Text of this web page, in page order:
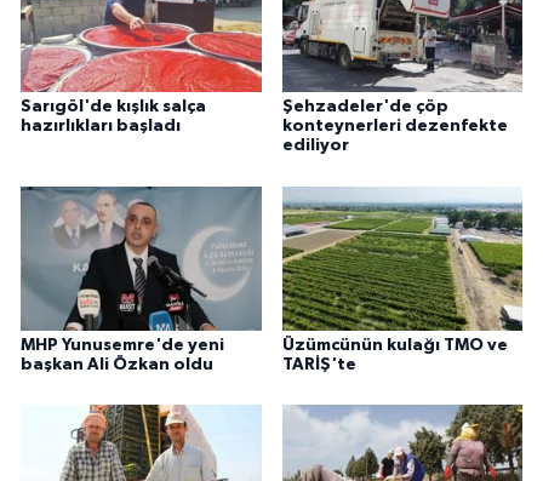
Sarıgöl'de kışlık salça
hazırlıkları başladı
Şehzadeler'de çöp
konteynerleri dezenfekte
ediliyor
MHP Yunusemre'de yeni
başkan Ali Özkan oldu
Üzümcünün kulağı TMO ve
TARİŞ'te